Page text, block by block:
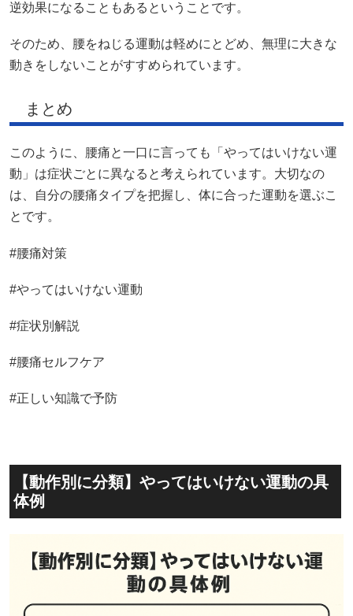
逆効果になることもあるということです。
そのため、腰をねじる運動は軽めにとどめ、無理に大きな
動きをしないことがすすめられています。
まとめ
このように、腰痛と一口に言っても「やってはいけない運
動」は症状ごとに異なると考えられています。大切なの
は、自分の腰痛タイプを把握し、体に合った運動を選ぶこ
とです。
#腰痛対策
#やってはいけない運動
#症状別解説
#腰痛セルフケア
#正しい知識で予防
【動作別に分類】やってはいけない運動の具
体例